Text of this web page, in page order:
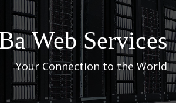
Web Services
Your Connection to the World